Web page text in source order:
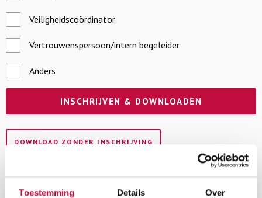
Toestemming Details Over
Veiligheidscoördinator
Vertrouwenspersoon/intern begeleider
Anders
DOWNLOAD ZONDER INSCHRIJVING
Je zou ook kunnen houden van …